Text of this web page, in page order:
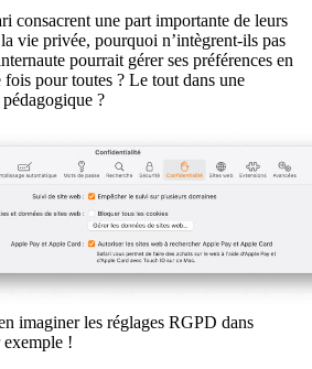
consacrent une part importante de leurs
vie privée, pourquoi n’intègrent-ils pas
pourrait gérer ses préférences en
pour toutes ? Le tout dans une
?
imaginer les réglages RGPD dans
!